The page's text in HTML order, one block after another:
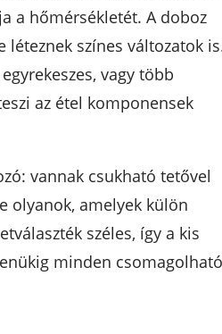
a hőmérsékletét. A doboz
léteznek színes változatok
vagy több
az étel komponensek
vannak csukható tetővel
olyanok, amelyek külön
széles, így a kis
minden csomagolható